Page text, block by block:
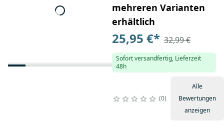
mehreren Varianten
erhältlich
25,95 €* 32,99 €
Sofort versandfertig, Lieferzeit
48h
0
Alle
Bewertungen
anzeigen